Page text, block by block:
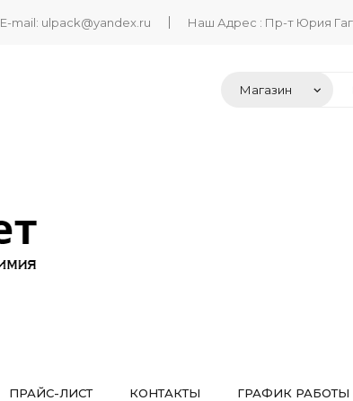
E-mail: ulpack@yandex.ru Наш Адрес : Пр-т Юрия
ПРАЙС-ЛИСТ КОНТАКТЫ ГРАФИК РАБОТЫ